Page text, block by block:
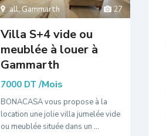
27
all,Gammarth
Villa S+4 vide ou
meublée à louer à
Gammarth
7000 DT/Mois
BONACASA vous propose à la
location une jolie villa jumelée vide
ou meublée située dans un ...